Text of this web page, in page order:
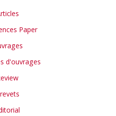
Paper
d'ouvrages